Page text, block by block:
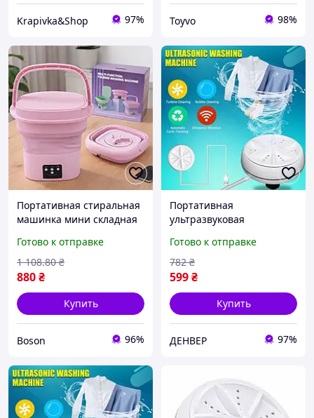
Krapivka&Shop 97% Toyvo 98%
Портативная стиральная
машинка мини складная
дома и путешествий - 3
режима стирки,
компактный размер
Готово к отправке
880₴
1 108.80 ₴
Купить
Boson 96%
Портативная
ультразвуковая
мини машинка для
стирки белья usb Денвер
Портативна
ультразвукова пральна
машина міні
Готово к отправке
599₴
782 ₴
Купить
ДЕНВЕР 97%